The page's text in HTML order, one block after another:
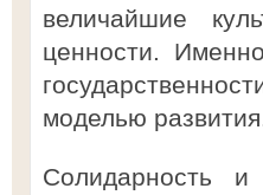
величайшие
ценности.
моделью
Солидарность